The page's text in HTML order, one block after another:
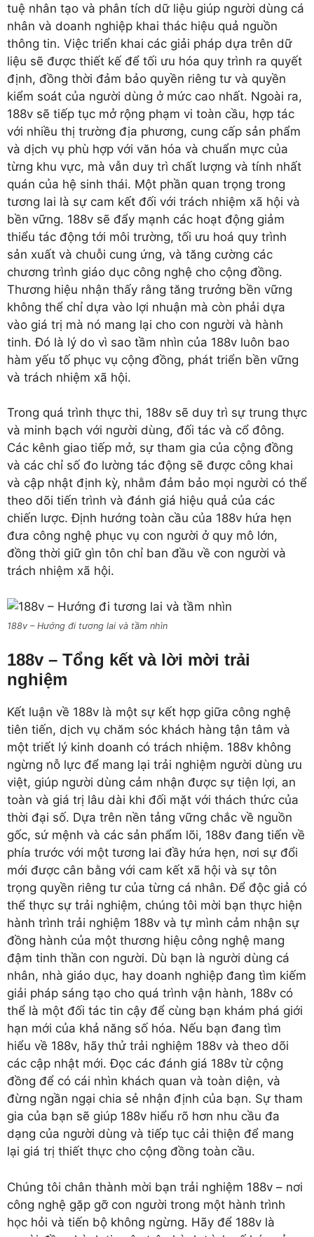
tuệ nhân tạo và phân tích dữ liệu giúp người dùng cá
nhân và doanh nghiệp khai thác hiệu quả nguồn
thông tin. Việc triển khai các giải pháp dựa trên dữ
liệu sẽ được thiết kế để tối ưu hóa quy trình ra quyết
định, đồng thời đảm bảo quyền riêng tư và quyền
kiểm soát của người dùng ở mức cao nhất. Ngoài ra,
188v sẽ tiếp tục mở rộng phạm vi toàn cầu, hợp tác
với nhiều thị trường địa phương, cung cấp sản phẩm
và dịch vụ phù hợp với văn hóa và chuẩn mực của
từng khu vực, mà vẫn duy trì chất lượng và tính nhất
quán của hệ sinh thái. Một phần quan trọng trong
tương lai là sự cam kết đối với trách nhiệm xã hội và
bền vững. 188v sẽ đẩy mạnh các hoạt động giảm
thiểu tác động tới môi trường, tối ưu hoá quy trình
sản xuất và chuỗi cung ứng, và tăng cường các
chương trình giáo dục công nghệ cho cộng đồng.
Thương hiệu nhận thấy rằng tăng trưởng bền vững
không thể chỉ dựa vào lợi nhuận mà còn phải dựa
vào giá trị mà nó mang lại cho con người và hành
tinh. Đó là lý do vì sao tầm nhìn của 188v luôn bao
hàm yếu tố phục vụ cộng đồng, phát triển bền vững
và trách nhiệm xã hội.
Trong quá trình thực thi, 188v sẽ duy trì sự trung thực
và minh bạch với người dùng, đối tác và cổ đông.
Các kênh giao tiếp mở, sự tham gia của cộng đồng
và các chỉ số đo lường tác động sẽ được công khai
và cập nhật định kỳ, nhằm đảm bảo mọi người có thể
theo dõi tiến trình và đánh giá hiệu quả của các
chiến lược. Định hướng toàn cầu của 188v hứa hẹn
đưa công nghệ phục vụ con người ở quy mô lớn,
đồng thời giữ gìn tôn chỉ ban đầu về con người và
trách nhiệm xã hội.
188v – Hướng đi tương lai và tầm nhìn
188v – Tổng kết và lời mời trải
nghiệm
Kết luận về 188v là một sự kết hợp giữa công nghệ
tiên tiến, dịch vụ chăm sóc khách hàng tận tâm và
một triết lý kinh doanh có trách nhiệm. 188v không
ngừng nỗ lực để mang lại trải nghiệm người dùng ưu
việt, giúp người dùng cảm nhận được sự tiện lợi, an
toàn và giá trị lâu dài khi đối mặt với thách thức của
thời đại số. Dựa trên nền tảng vững chắc về nguồn
gốc, sứ mệnh và các sản phẩm lõi, 188v đang tiến về
phía trước với một tương lai đầy hứa hẹn, nơi sự đổi
mới được cân bằng với cam kết xã hội và sự tôn
trọng quyền riêng tư của từng cá nhân. Để độc giả có
thể thực sự trải nghiệm, chúng tôi mời bạn thực hiện
hành trình trải nghiệm 188v và tự mình cảm nhận sự
đồng hành của một thương hiệu công nghệ mang
đậm tinh thần con người. Dù bạn là người dùng cá
nhân, nhà giáo dục, hay doanh nghiệp đang tìm kiếm
giải pháp sáng tạo cho quá trình vận hành, 188v có
thể là một đối tác tin cậy để cùng bạn khám phá giới
hạn mới của khả năng số hóa. Nếu bạn đang tìm
hiểu về 188v, hãy thử trải nghiệm 188v và theo dõi
các cập nhật mới. Đọc các đánh giá 188v từ cộng
đồng để có cái nhìn khách quan và toàn diện, và
đừng ngần ngại chia sẻ nhận định của bạn. Sự tham
gia của bạn sẽ giúp 188v hiểu rõ hơn nhu cầu đa
dạng của người dùng và tiếp tục cải thiện để mang
lại giá trị thiết thực cho cộng đồng toàn cầu.
Chúng tôi chân thành mời bạn trải nghiệm 188v – nơi
công nghệ gặp gỡ con người trong một hành trình
học hỏi và tiến bộ không ngừng. Hãy để 188v là